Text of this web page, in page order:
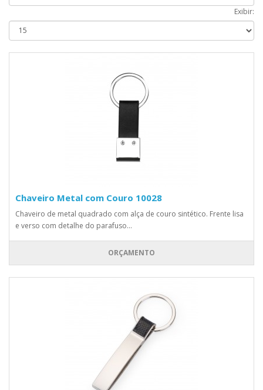
Exibir:
Chaveiro Metal com Couro 10028
Chaveiro de metal quadrado com alça de couro sintético. Frente lisa
e verso com detalhe do parafuso...
ORÇAMENTO